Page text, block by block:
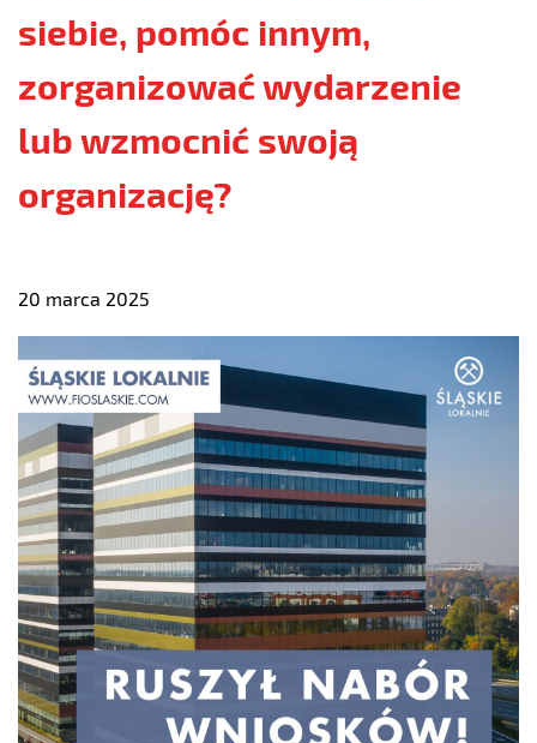
siebie, pomóc innym,
zorganizować wydarzenie
lub wzmocnić swoją
organizację?
20 marca 2025